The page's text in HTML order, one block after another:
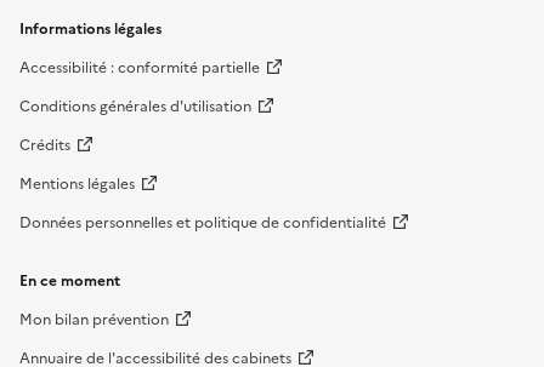
Informations légales
Accessibilité : conformité partielle
Conditions générales d'utilisation
Crédits
Mentions légales
Données personnelles et politique de confidentialité
En ce moment
Mon bilan prévention
Annuaire de l'accessibilité des cabinets